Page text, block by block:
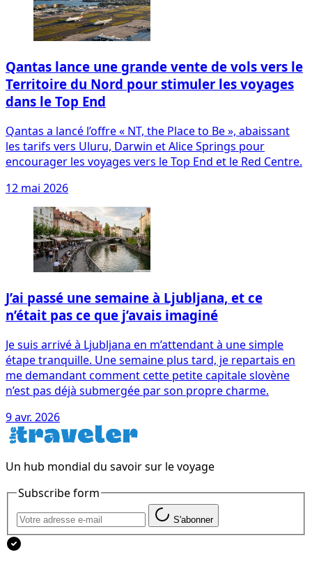
Qantas lance une grande vente de vols vers le
Territoire du Nord pour stimuler les voyages
dans le Top End
Qantas a lancé l’offre « NT, the Place to Be », abaissant
les tarifs vers Uluru, Darwin et Alice Springs pour
encourager les voyages vers le Top End et le Red Centre.
12 mai 2026
J’ai passé une semaine à Ljubljana, et ce
n’était pas ce que j’avais imaginé
Je suis arrivé à Ljubljana en m’attendant à une simple
étape tranquille. Une semaine plus tard, je repartais en
me demandant comment cette petite capitale slovène
n’est pas déjà submergée par son propre charme.
9 avr. 2026
Un hub mondial du savoir sur le voyage
Subscribe form
S'abonner